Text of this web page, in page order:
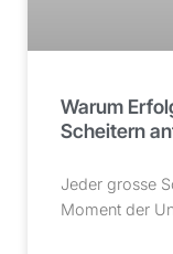
Warum
Scheitern
Jeder grosse
Moment der